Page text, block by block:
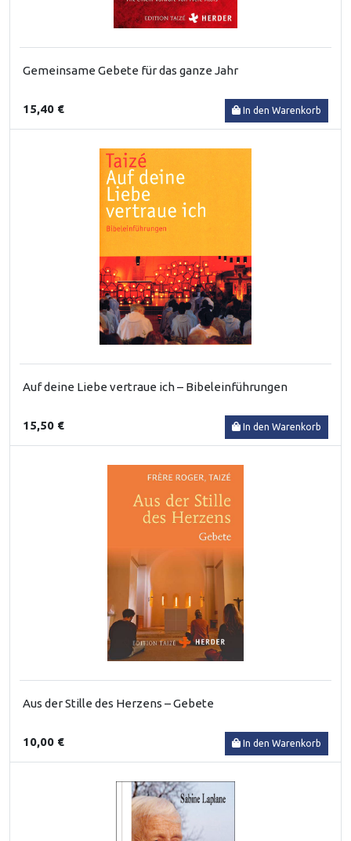
Gemeinsame Gebete für das ganze Jahr
15,40 € In den Warenkorb
Auf deine Liebe vertraue ich – Bibeleinführungen
15,50 € In den Warenkorb
Aus der Stille des Herzens – Gebete
10,00 € In den Warenkorb